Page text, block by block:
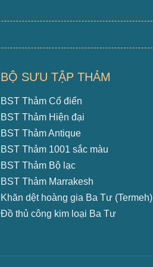
BỘ SƯU TẬP THẢM
BST Thảm Cổ điển
BST Thảm Hiện đại
BST Thảm Antique
BST Thảm 1001 sắc màu
BST Thảm Bộ lạc
BST Thảm Marrakesh
Khăn dệt hoàng gia Ba Tư (Termeh)
Đồ thủ công kim loại Ba Tư